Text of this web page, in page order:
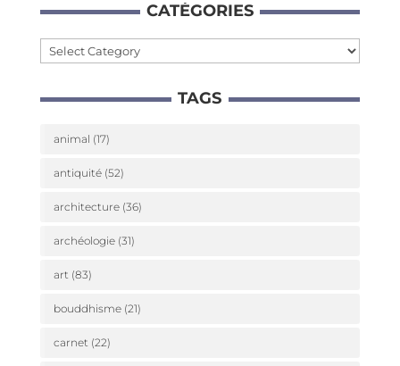
CATÉ­GO­RIES
Caté­
ries
TAGS
animal (17)
antiquité(52)
architecture(36)
archéologie(31)
art(83)
bouddhisme(21)
carnet(22)